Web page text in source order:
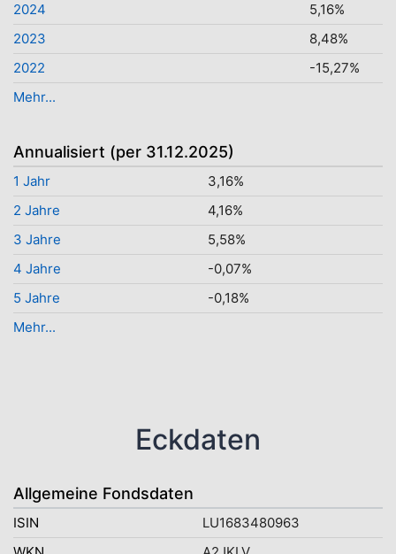
2024
5,16%
2023
8,48%
2022
-15,27%
Mehr...
Annualisiert (per 31.12.2025)
1 Jahr
3,16%
2 Jahre
4,16%
3 Jahre
5,58%
4 Jahre
-0,07%
5 Jahre
-0,18%
Mehr...
Eckdaten
Allgemeine Fondsdaten
ISIN
LU1683480963